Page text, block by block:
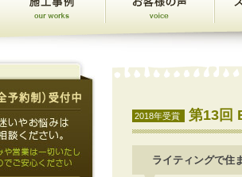
2018年受賞 第13回
ライティングで住